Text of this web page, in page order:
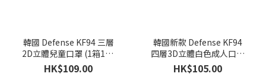
韓國 Defense KF94 三層
2D立體兒童口罩 (1箱100
個)(9月下旬)
HK$109.00
韓國新款 Defense KF94
四層3D立體白色成人口罩
(1箱100個)(9月下旬)
HK$105.00